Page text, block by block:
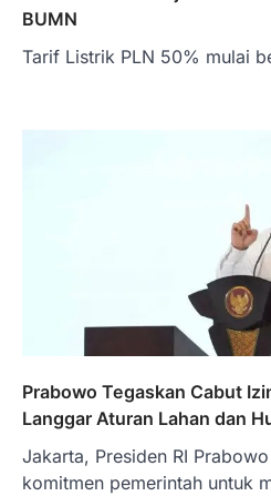
BUMN
Tarif Listrik PLN 50% mulai
Prabowo Tegaskan Cabut
Langgar Aturan Lahan dan
Jakarta, Presiden RI
komitmen pemerintah untuk